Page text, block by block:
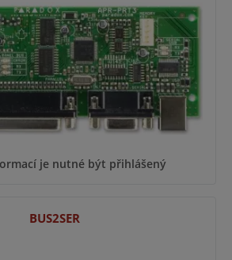
je nutné být přihlášený
BUS2SER